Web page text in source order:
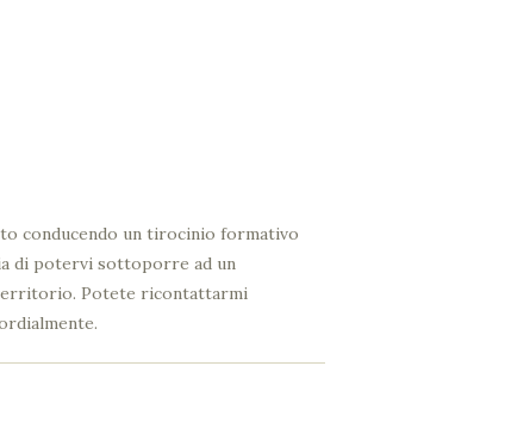
conducendo un tirocinio formativo
di potervi sottoporre ad un
Potete ricontattarmi